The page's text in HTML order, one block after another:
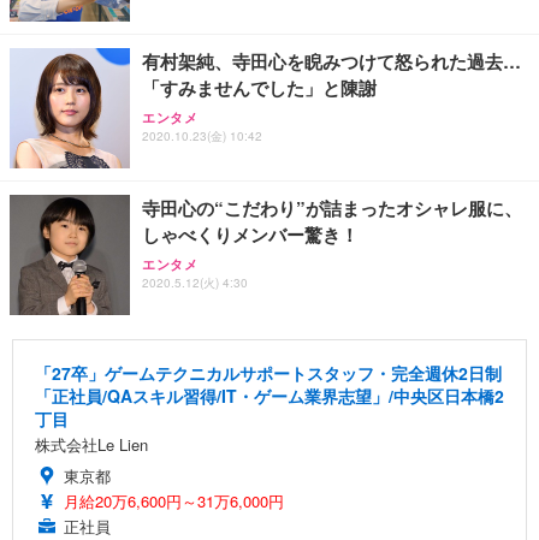
有村架純、寺田心を睨みつけて怒られた過去…
「すみませんでした」と陳謝
エンタメ
2020.10.23(金) 10:42
寺田心の“こだわり”が詰まったオシャレ服に、
しゃべくりメンバー驚き！
エンタメ
2020.5.12(火) 4:30
「27卒」ゲームテクニカルサポートスタッフ・完全週休2日制
「正社員/QAスキル習得/IT・ゲーム業界志望」/中央区日本橋2
丁目
株式会社Le Lien
東京都
月給20万6,600円～31万6,000円
正社員